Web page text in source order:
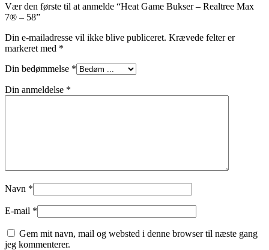
Vær den første til at anmelde “Heat Game Bukser – Realtree Max
7® – 58”
Din e-mailadresse vil ikke blive publiceret. Krævede felter er
markeret med *
Din bedømmelse *
Din anmeldelse *
Navn *
E-mail *
Gem mit navn, mail og websted i denne browser til næste gang
jeg kommenterer.